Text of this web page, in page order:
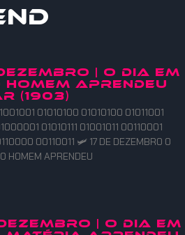
| O DIA EM
HOMEM APRENDEU
(1903)
01010100 01010100 01011001
01010111 01001011 00110001
00110011 🛩️ 17 DE DEZEMBRO O
HOMEM APRENDEU
| O DIA EM